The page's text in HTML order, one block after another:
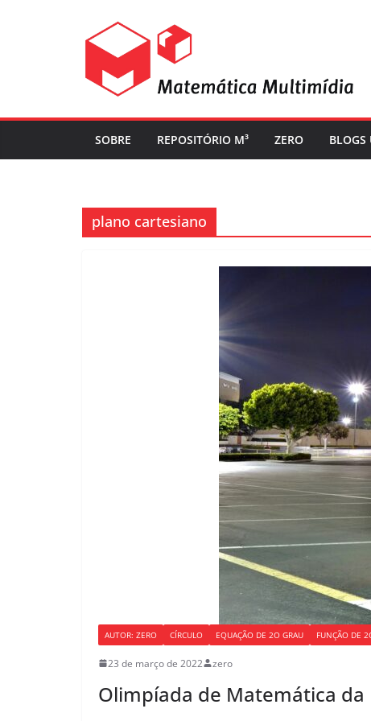
SOBRE REPOSITÓRIO M³ ZERO BLOGS
plano cartesiano
AUTOR: ZERO CÍRCULO EQUAÇÃO DE 2O GRAU FUNÇÃO DE
23 de março de 2022 zero
Olimpíada de Matemática da